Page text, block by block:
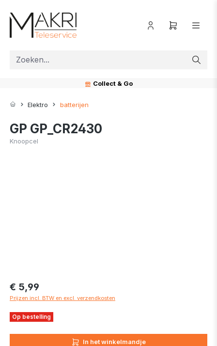
Collect & Go
Elektro batterijen
GP GP_CR2430
Knoopcel
€ 5,99
Prijzen incl. BTW en excl. verzendkosten
Op bestelling
In het winkelmandje